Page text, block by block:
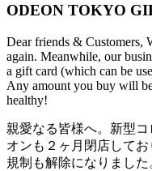
ODEON TOKYO
Dear friends & Customers,
again. Meanwhile, our
a gift card (which can be
Any amount you buy will
healthy!
親愛なる皆様へ。新型
オンも２ヶ月閉店して
規制も解除になりまし